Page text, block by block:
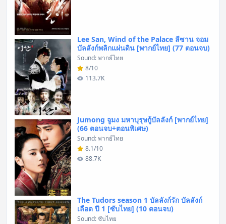
Lee San, Wind of the Palace ลีซาน จอม
บัลลังก์พลิกแผ่นดิน [พากย์ไทย] (77 ตอนจบ)
Sound: พากย์ไทย
8/10
113.7K
Jumong จูมง มหาบุรุษกู้บัลลังก์ [พากย์ไทย]
(66 ตอนจบ+ตอนพิเศษ)
Sound: พากย์ไทย
8.1/10
88.7K
The Tudors season 1 บัลลังก์รัก บัลลังก์
เลือด ปี 1 [ซับไทย] (10 ตอนจบ)
Sound: ซับไทย